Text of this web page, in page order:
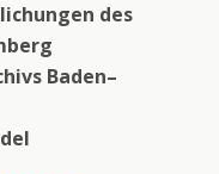
des
Baden–